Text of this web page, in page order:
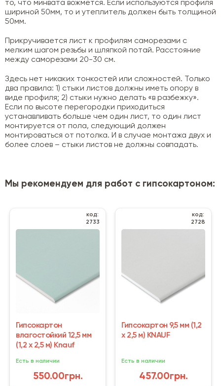
то, что минвата вожмется. Если используются профиля
шириной 50мм, то и утеплитель должен быть толщиной
50мм.
Прикручивается лист к профилям саморезами с
мелким шагом резьбы и шляпкой потай. Расстояние
между саморезами 20-30 см.
Здесь нет никаких тонкостей или сложностей. Только
два правила: 1) стыки листов должны иметь опору в
виде профиля; 2) стыки нужно делать «в разбежку».
Если по высоте перегородки приходиться
устанавливать больше чем один лист, то один лист
монтируется от пола, следующий должен
монтироваться от потолка. И в случае монтажа двух и
более слоев – стыки листов не должны совпадать.
Мы рекомендуем для работ с гипсокартоном:
код:
2733
Гипсокартон
влагостойкий 12,5 мм
(1,2 х 2,5 м) Knauf
Есть в наличии
550.00грн.
код:
2728
Гипсокартон 9,5 мм (1,2
х 2,5 м) KNAUF
Есть в наличии
457.00грн.